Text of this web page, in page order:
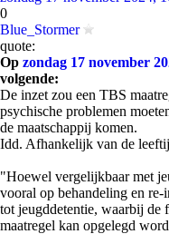
0
Blue_Stormer
quote:
Op zondag 17 november
volgende:
De inzet zou een TBS
psychische problemen
de maatschappij komen.
Idd. Afhankelijk van de
"Hoewel vergelijkbaar met
vooral op behandeling en
tot jeugddetentie, waarbij
maatregel kan opgelegd